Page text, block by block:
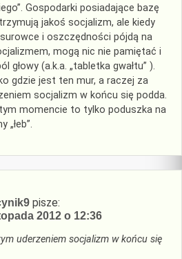
Gospodarki posiadające bazę
jakoś socjalizm, ale kiedy
i oszczędności pójdą na
mogą nic nie pamiętać i
głowy (a.k.a. „tabletka gwałtu” ).
gdzie jest ten mur, a raczej za
socjalizm w końcu się podda.
momencie to tylko poduszka na
„łeb”.
pisze:
2012 o 12:36
uderzeniem socjalizm w końcu się